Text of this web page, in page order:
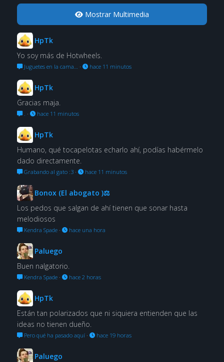
Mostrar Multimedia
HpTk
Yo soy más de Hotwheels.
Juguetes en la cama… · hace 11 minutos
HpTk
Gracias maja.
. · hace 11 minutos
HpTk
Humano, qué tocapelotas echarlo ahí, podías habérmelo
dado directamente.
Grabando al gato :3· hace 11 minutos
Bonox (El abogato )⚖
Los pedos que salgan de ahí tienen que sonar hasta
melodiosos
Kendra Spade· hace una hora
Paluego
Buen nalgatorio.
Kendra Spade· hace 2 horas
HpTk
Están tan polarizados que ni siquiera entienden que las
ideas no tienen dueño.
Pero qué ha pasado aquí· hace 19 horas
Paluego